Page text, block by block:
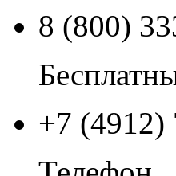
8 (800)
+7 (4912)